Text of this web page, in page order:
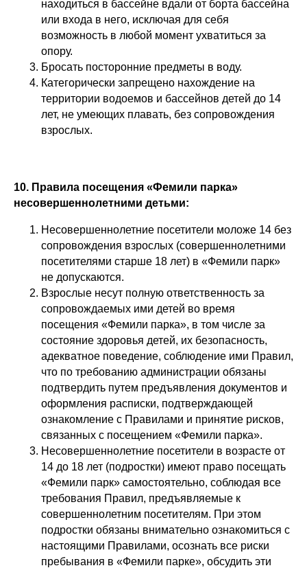
находиться в бассейне вдали от борта бассейна
или входа в него, исключая для себя
возможность в любой момент ухватиться за
опору.
Бросать посторонние предметы в воду.
Категорически запрещено нахождение на
территории водоемов и бассейнов детей до 14
лет, не умеющих плавать, без сопровождения
взрослых.
10. Правила посещения «Фемили парка»
несовершеннолетними детьми:
Несовершеннолетние посетители моложе 14 без
сопровождения взрослых (совершеннолетними
посетителями старше 18 лет) в «Фемили парк»
не допускаются.
Взрослые несут полную ответственность за
сопровождаемых ими детей во время
посещения «Фемили парка», в том числе за
состояние здоровья детей, их безопасность,
адекватное поведение, соблюдение ими Правил,
что по требованию администрации обязаны
подтвердить путем предъявления документов и
оформления расписки, подтверждающей
ознакомление с Правилами и принятие рисков,
связанных с посещением «Фемили парка».
Несовершеннолетние посетители в возрасте от
14 до 18 лет (подростки) имеют право посещать
«Фемили парк» самостоятельно, соблюдая все
требования Правил, предъявляемые к
совершеннолетним посетителям. При этом
подростки обязаны внимательно ознакомиться с
настоящими Правилами, осознать все риски
пребывания в «Фемили парке», обсудить эти